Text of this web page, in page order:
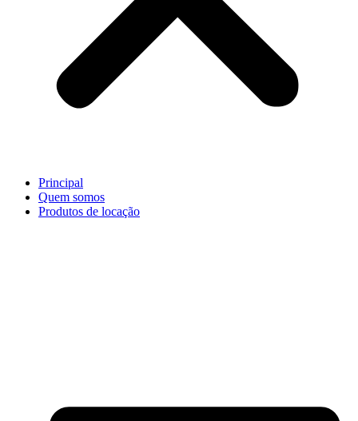
Principal
Quem somos
Produtos de locação